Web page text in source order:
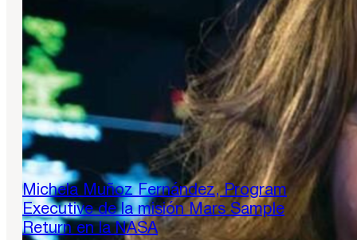
Michela Muñoz Fernández, Program
Executive de la misión Mars Sample
Return en la NASA